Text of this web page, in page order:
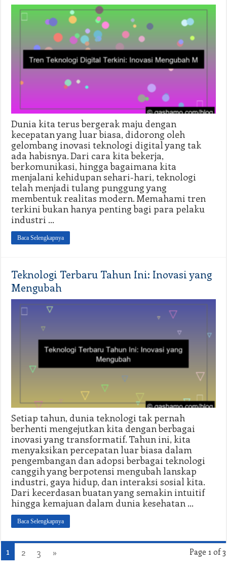
Dunia kita terus bergerak maju dengan
kecepatan yang luar biasa, didorong oleh
gelombang inovasi teknologi digital yang tak
ada habisnya. Dari cara kita bekerja,
berkomunikasi, hingga bagaimana kita
menjalani kehidupan sehari-hari, teknologi
telah menjadi tulang punggung yang
membentuk realitas modern. Memahami tren
terkini bukan hanya penting bagi para pelaku
industri …
Baca Selengkapnya
Teknologi Terbaru Tahun Ini: Inovasi yang
Mengubah
Setiap tahun, dunia teknologi tak pernah
berhenti mengejutkan kita dengan berbagai
inovasi yang transformatif. Tahun ini, kita
menyaksikan percepatan luar biasa dalam
pengembangan dan adopsi berbagai teknologi
canggih yang berpotensi mengubah lanskap
industri, gaya hidup, dan interaksi sosial kita.
Dari kecerdasan buatan yang semakin intuitif
hingga kemajuan dalam dunia kesehatan …
Baca Selengkapnya
Page 1 of 3
1 2 3 »